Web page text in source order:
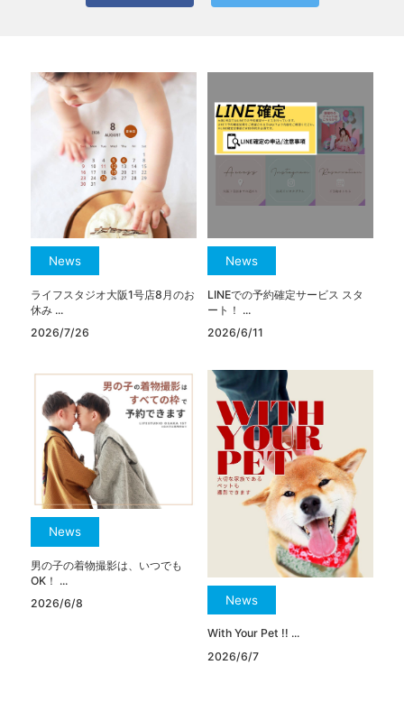
News
ライフスタジオ大阪1号店8月のお
休み ...
2026/7/26
News
LINEでの予約確定サービス スタ
ート！ ...
2026/6/11
News
男の子の着物撮影は、いつでも
OK！ ...
2026/6/8
News
With Your Pet !! ...
2026/6/7